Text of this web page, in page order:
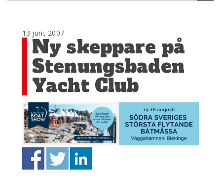
13 juni, 2007
Ny skeppare på
Stenungsbaden
Yacht Club